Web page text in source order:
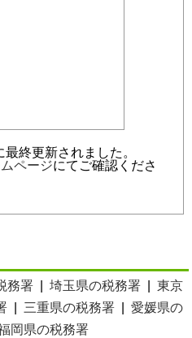
終更新されました。
ページにてご確認くださ
務署| 埼玉県の税務署| 東京
| 三重県の税務署| 愛媛県の
岡県の税務署